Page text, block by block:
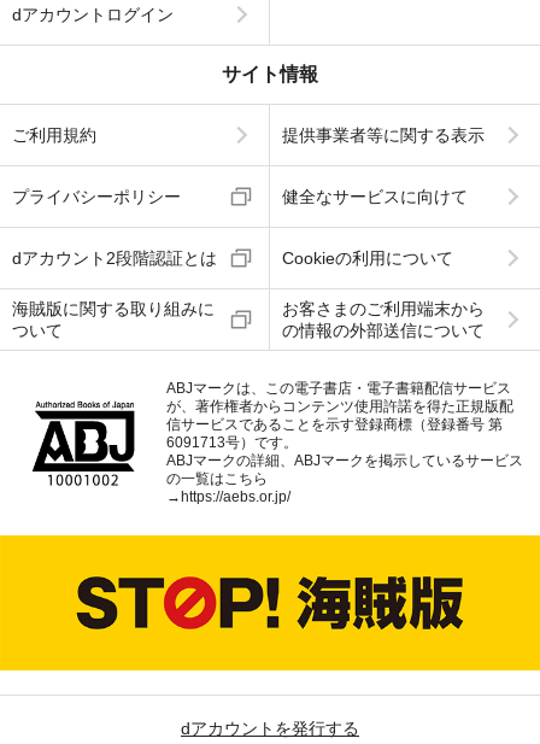
dアカウントログイン
サイト情報
ご利用規約 提供事業者等に関する表示
プライバシーポリシー 健全なサービスに向けて
dアカウント2段階認証とは Cookieの利用について
海賊版に関する取り組みに
ついて
お客さまのご利用端末から
の情報の外部送信について
ABJマークは、この電子書店・電子書籍配信サービス
が、著作権者からコンテンツ使用許諾を得た正規版配
信サービスであることを示す登録商標（登録番号 第
6091713号）です。
ABJマークの詳細、ABJマークを掲示しているサービス
の一覧はこちら
→ https://aebs.or.jp/
dアカウントを発行する